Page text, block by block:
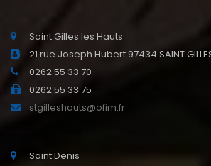
Saint Gilles les Hauts
21 rue Joseph Hubert 97434 SAINT
0262 55 33 70
0262 55 33 75
stgilleshauts@ofim.fr
Saint Denis